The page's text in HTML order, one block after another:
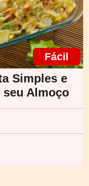
Fácil
Simples e
seu Almoço